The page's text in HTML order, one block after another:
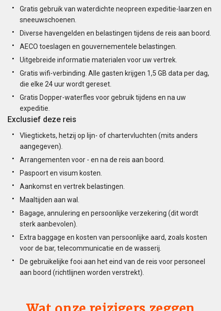
Gratis gebruik van waterdichte neopreen expeditie-laarzen en
sneeuwschoenen.
Diverse havengelden en belastingen tijdens de reis aan boord.
AECO toeslagen en gouvernementele belastingen.
Uitgebreide informatie materialen voor uw vertrek.
Gratis wifi-verbinding. Alle gasten krijgen 1,5 GB data per dag,
die elke 24 uur wordt gereset.
Gratis Dopper-waterfles voor gebruik tijdens en na uw
expeditie.
Exclusief deze reis
Vliegtickets, hetzij op lijn- of chartervluchten (mits anders
aangegeven).
Arrangementen voor - en na de reis aan boord.
Paspoort en visum kosten.
Aankomst en vertrek belastingen.
Maaltijden aan wal.
Bagage, annulering en persoonlijke verzekering (dit wordt
sterk aanbevolen).
Extra baggage en kosten van persoonlijke aard, zoals kosten
voor de bar, telecommunicatie en de wasserij.
De gebruikelijke fooi aan het eind van de reis voor personeel
aan boord (richtlijnen worden verstrekt).